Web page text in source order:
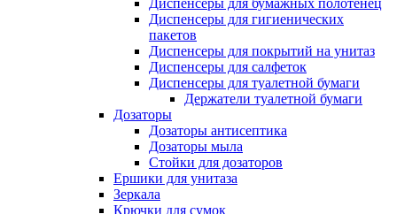
Диспенсеры для бумажных полотенец
Диспенсеры для гигиенических
пакетов
Диспенсеры для покрытий на унитаз
Диспенсеры для салфеток
Диспенсеры для туалетной бумаги
Держатели туалетной бумаги
Дозаторы
Дозаторы антисептика
Дозаторы мыла
Стойки для дозаторов
Ершики для унитаза
Зеркала
Крючки для сумок